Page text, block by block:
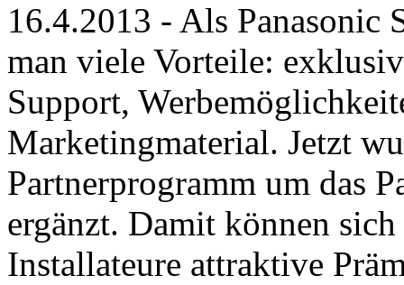
16.4.2013 - Als Panasonic
man viele Vorteile:
Support,
Marketingmaterial. Jetzt
Partnerprogramm um das
ergänzt. Damit können
Installateure attraktive